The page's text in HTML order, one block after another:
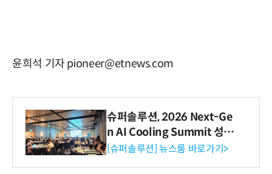
윤희석 기자 pioneer@etnews.com
슈퍼솔루션, 2026 Next-Ge
n AI Cooling Summit 성황
리 성료
[슈퍼솔루션] 뉴스룸 바로가기>